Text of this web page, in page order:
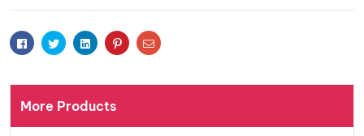
FacebookTwitterLinkedinPinterestEmail
More Products